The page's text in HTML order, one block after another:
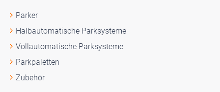
Parker
Halbautomatische Parksysteme
Vollautomatische Parksysteme
Parkpaletten
Zubehör